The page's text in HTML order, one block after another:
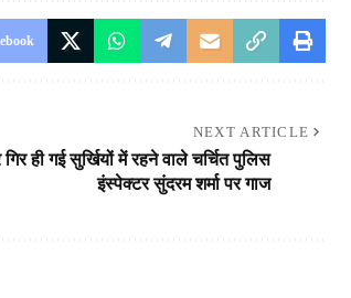
NEXT ARTICLE
ही गई सुर्खियों में रहने वाले चर्चित पुलिस
इंस्पेक्टर सुंदरम शर्मा पर गाज